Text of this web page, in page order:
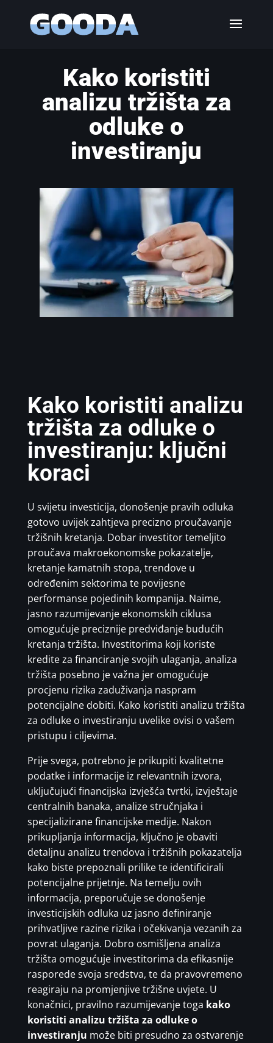
Kako koristiti
analizu tržišta za
odluke o
investiranju
Kako koristiti analizu
tržišta za odluke o
investiranju: ključni
koraci
U svijetu investicija, donošenje pravih odluka
gotovo uvijek zahtjeva precizno proučavanje
tržišnih kretanja. Dobar investitor temeljito
proučava makroekonomske pokazatelje,
kretanje kamatnih stopa, trendove u
određenim sektorima te povijesne
performanse pojedinih kompanija. Naime,
jasno razumijevanje ekonomskih ciklusa
omogućuje preciznije predviđanje budućih
kretanja tržišta. Investitorima koji koriste
kredite za financiranje svojih ulaganja, analiza
tržišta posebno je važna jer omogućuje
procjenu rizika zaduživanja naspram
potencijalne dobiti. Kako koristiti analizu tržišta
za odluke o investiranju uvelike ovisi o vašem
pristupu i ciljevima.
Prije svega, potrebno je prikupiti kvalitetne
podatke i informacije iz relevantnih izvora,
uključujući financijska izvješća tvrtki, izvještaje
centralnih banaka, analize stručnjaka i
specijalizirane financijske medije. Nakon
prikupljanja informacija, ključno je obaviti
detaljnu analizu trendova i tržišnih pokazatelja
kako biste prepoznali prilike te identificirali
potencijalne prijetnje. Na temelju ovih
informacija, preporučuje se donošenje
investicijskih odluka uz jasno definiranje
prihvatljive razine rizika i očekivanja vezanih za
povrat ulaganja. Dobro osmišljena analiza
tržišta omogućuje investitorima da efikasnije
rasporede svoja sredstva, te da pravovremeno
reagiraju na promjenjive tržišne uvjete. U
konačnici, pravilno razumijevanje toga kako
koristiti analizu tržišta za odluke o
investiranju može biti presudno za ostvarenje